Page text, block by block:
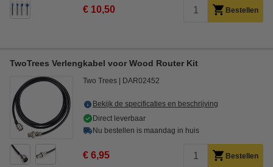
€ 10,50 Bestellen
TwoTrees Verlengkabel voor Wood Router Kit
Two Trees DAR02452
Bekijk de specificaties en beschrijving
Direct leverbaar
Nu bestellen is maandag in huis
€ 6,95 Bestellen